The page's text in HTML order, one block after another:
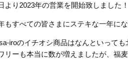
より2023年の営業を開始致しました
もすべての皆さまにステキな一年に
iroのイチオシ商品はなんといって
リーも本当に数が増えましたが、福